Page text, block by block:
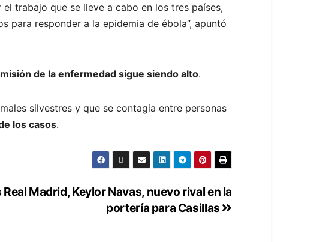
trabajo que se lleve a cabo en los tres países,
para responder a la epidemia de ébola”, apuntó
de la enfermedad sigue siendo alto.
silvestres y que se contagia entre personas
los casos.
Real Madrid, Keylor Navas, nuevo rival en la
portería para Casillas